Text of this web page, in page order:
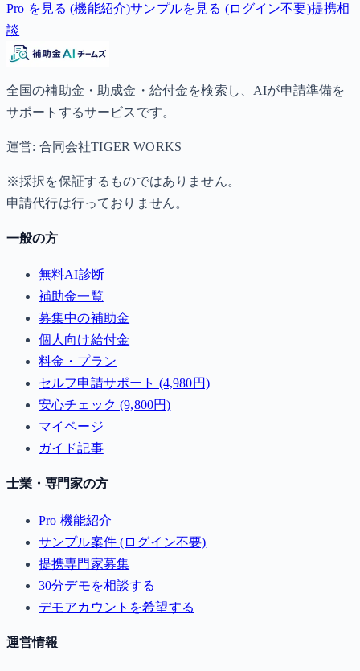
Pro を見る (機能紹介)サンプルを見る (ログイン不要)提携相
談
全国の補助金・助成金・給付金を検索し、AIが申請準備を
サポートするサービスです。
運営: 合同会社TIGER WORKS
※採択を保証するものではありません。
申請代行は行っておりません。
一般の方
無料AI診断
補助金一覧
募集中の補助金
個人向け給付金
料金・プラン
セルフ申請サポート (4,980円)
安心チェック (9,800円)
マイページ
ガイド記事
士業・専門家の方
Pro 機能紹介
サンプル案件 (ログイン不要)
提携専門家募集
30分デモを相談する
デモアカウントを希望する
運営情報